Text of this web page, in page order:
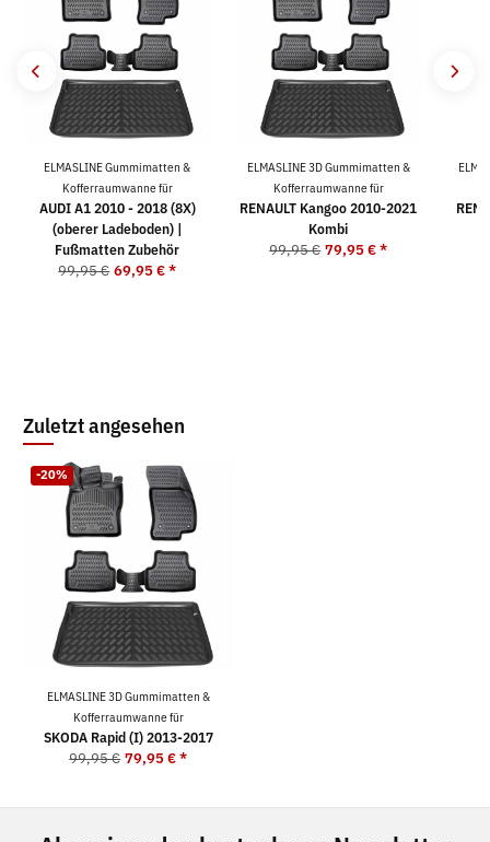
ELMASLINE Gummimatten &
Kofferraumwanne für
AUDI A1 2010 - 2018 (8X)
(oberer Ladeboden) |
Fußmatten Zubehör
99,95 € 69,95 €*
ELMASLINE 3D Gummimatten &
Kofferraumwanne für
RENAULT Kangoo 2010-2021
Kombi
99,95 € 79,95 €*
Zuletzt angesehen
-20%
ELMASLINE 3D Gummimatten &
Kofferraumwanne für
SKODA Rapid (I) 2013-2017
99,95 € 79,95 €*